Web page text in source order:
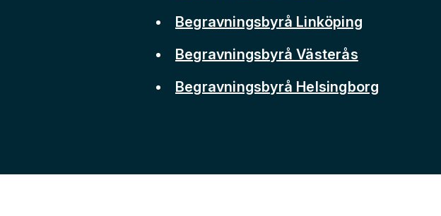
Begravningsbyrå Linköping
Begravningsbyrå Västerås
Begravningsbyrå Helsingborg